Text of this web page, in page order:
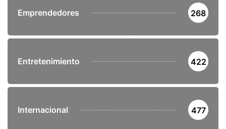
Emprendedores 268
Entretenimiento 422
Internacional 477